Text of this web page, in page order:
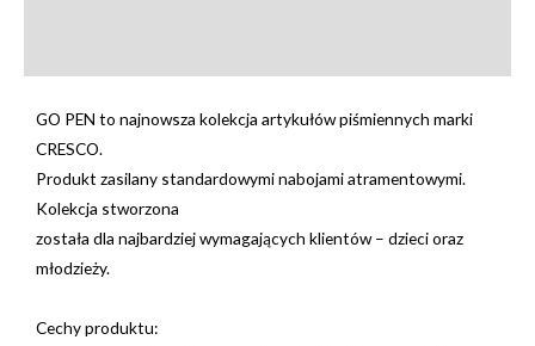
GO PEN to najnowsza kolekcja artykułów piśmiennych marki
CRESCO.
Produkt zasilany standardowymi nabojami atramentowymi.
Kolekcja stworzona
została dla najbardziej wymagających klientów – dzieci oraz
młodzieży.
Cechy produktu: